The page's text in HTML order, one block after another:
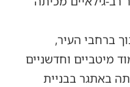
לשדרוג מוסדות חינוך ברחבי העיר,
לימוד מיטביים וחדשניים
באתגר בבניית